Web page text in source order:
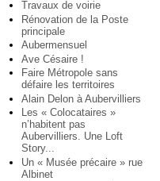
Travaux de voirie
Rénovation de la Poste
principale
Aubermensuel
Ave Césaire !
Faire Métropole sans
défaire les territoires
Alain Delon à Aubervilliers
Les « Colocataires »
n’habitent pas
Aubervilliers. Une Loft
Story...
Un « Musée précaire » rue
Albinet